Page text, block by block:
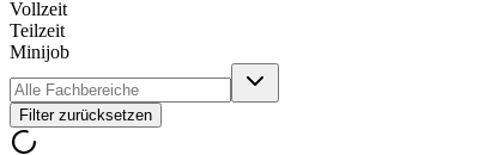
Vollzeit
Teilzeit
Minijob
Filter zurücksetzen